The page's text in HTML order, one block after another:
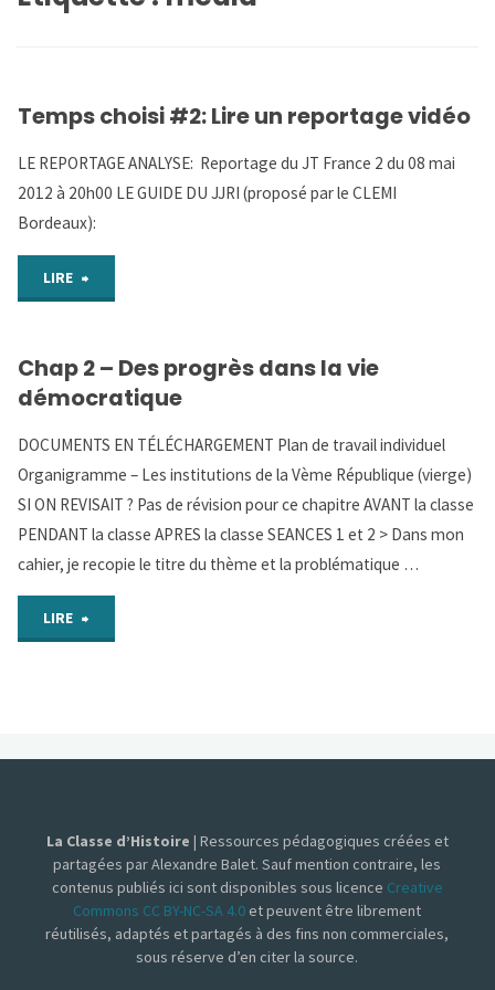
Temps choisi #2: Lire un reportage vidéo
LE REPORTAGE ANALYSE: Reportage du JT France 2 du 08 mai
2012 à 20h00 LE GUIDE DU JJRI (proposé par le CLEMI
Bordeaux):
LIRE
#2:
reportage
vidéo"
Chap 2 – Des progrès dans la vie
démocratique
DOCUMENTS EN TÉLÉCHARGEMENT Plan de travail individuel
Organigramme – Les institutions de la Vème République (vierge)
SI ON REVISAIT ? Pas de révision pour ce chapitre AVANT la classe
PENDANT la classe APRES la classe SEANCES 1 et 2 > Dans mon
cahier, je recopie le titre du thème et la problématique …
LIRE
Des
dans
la
vie
La Classe d’Histoire | Ressources pédagogiques créées et
partagées par Alexandre Balet. Sauf mention contraire, les
contenus publiés ici sont disponibles sous licence Creative
Commons CC BY-NC-SA 4.0 et peuvent être librement
réutilisés, adaptés et partagés à des fins non commerciales,
sous réserve d’en citer la source.